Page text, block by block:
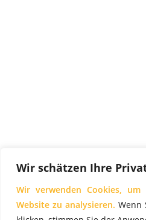
Wir schätzen Ihre
Wir verwenden Cookies,
Website zu analysieren. Wenn